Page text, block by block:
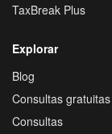
TaxBreak Plus
Explorar
Blog
Consultas gratuitas
Consultas